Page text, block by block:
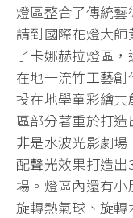
燈區整合了傳統
請到國際花燈大
了卡娜赫拉燈區
在地一流竹工藝
投在地學童彩繪
區部分著重於打
非是水波光影劇
配聲光效果打造
場。燈區內還有小
旋轉熱氣球、旋轉